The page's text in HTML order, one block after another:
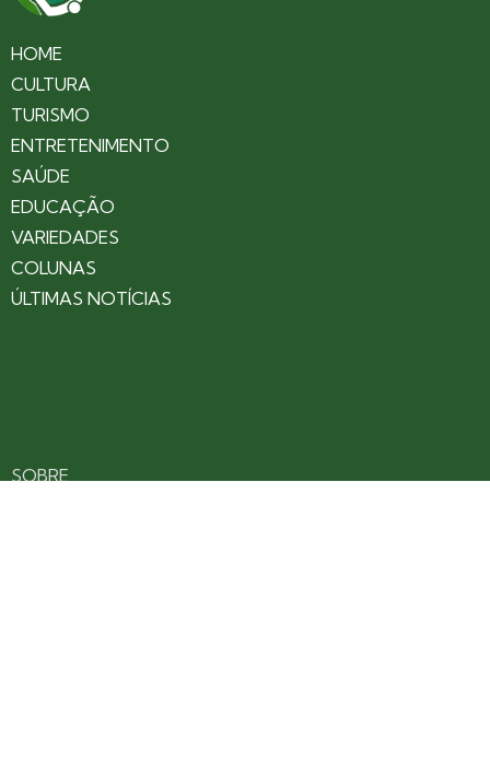
HOME
CULTURA
TURISMO
ENTRETENIMENTO
SAÚDE
EDUCAÇÃO
VARIEDADES
COLUNAS
ÚLTIMAS NOTÍCIAS
SOBRE